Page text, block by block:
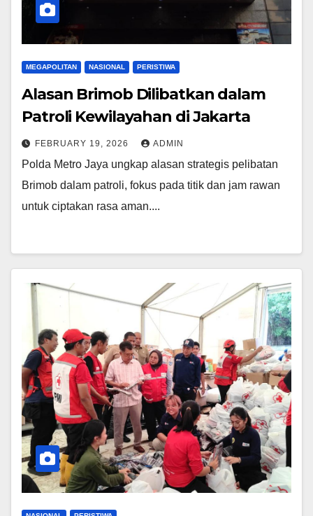
MEGAPOLITAN NASIONAL PERISTIWA
Alasan Brimob Dilibatkan dalam
Patroli Kewilayahan di Jakarta
FEBRUARY 19, 2026 ADMIN
Polda Metro Jaya ungkap alasan strategis pelibatan
Brimob dalam patroli, fokus pada titik dan jam rawan
untuk ciptakan rasa aman....